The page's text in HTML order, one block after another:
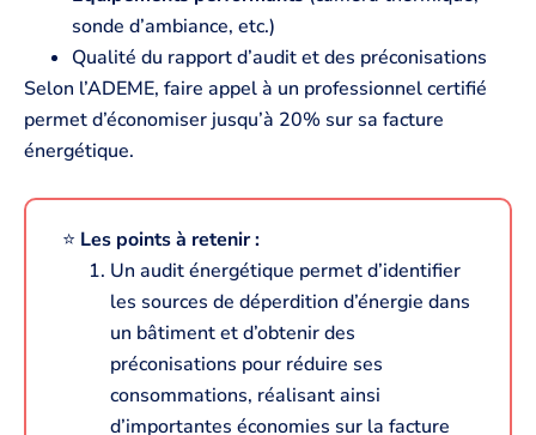
sonde d’ambiance, etc.)
Qualité du rapport d’audit et des préconisations
Selon l’ADEME, faire appel à un professionnel certifié
permet d’économiser jusqu’à 20% sur sa facture
énergétique.
⭐️ Les points à retenir :
Un audit énergétique permet d’identifier
les sources de déperdition d’énergie dans
un bâtiment et d’obtenir des
préconisations pour réduire ses
consommations, réalisant ainsi
d’importantes économies sur la facture